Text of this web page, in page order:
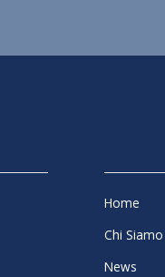
Home
Chi Siamo
News